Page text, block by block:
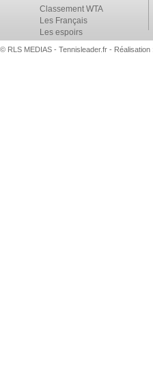
Classement WTA
Les Français
Les espoirs
© RLS MEDIAS - Tennisleader.fr - Réalisation :